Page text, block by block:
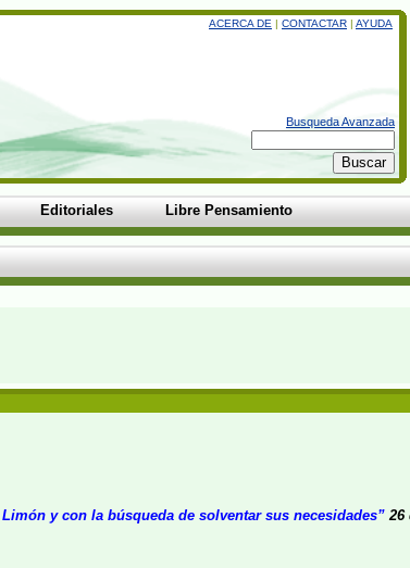
ACERCA DE | CONTACTAR | AYUDA
Busqueda Avanzada
Editoriales Libre Pensamiento
y con la búsqueda de solventar sus necesidades” 26